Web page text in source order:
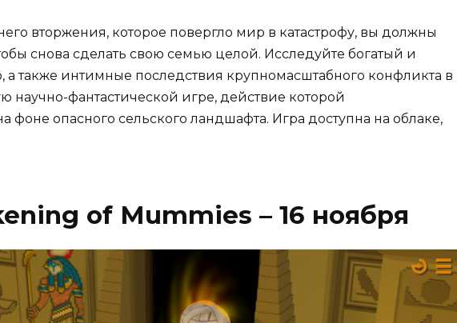
вторжения, которое повергло мир в катастрофу, вы должны
снова сделать свою семью целой. Исследуйте богатый и
также интимные последствия крупномасштабного конфликта в
научно-фантастической игре, действие которой
фоне опасного сельского ландшафта. Игра доступна на облаке,
of Mummies – 16 ноября